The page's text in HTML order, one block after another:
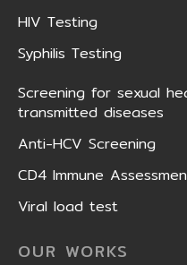
HIV Testing
Syphilis Testing
Screening for sexual
transmitted diseases
Anti-HCV Screening
CD4 Immune
Viral load test
OUR WORKS